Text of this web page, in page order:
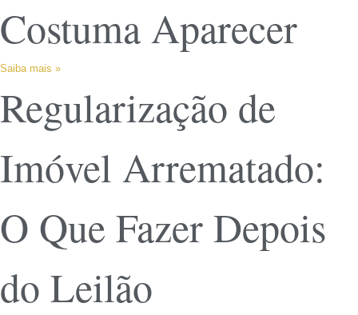
Costuma Aparecer
Saiba mais »
Regularização de
Imóvel Arrematado:
O Que Fazer Depois
do Leilão